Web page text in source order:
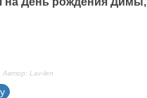
Lav-len